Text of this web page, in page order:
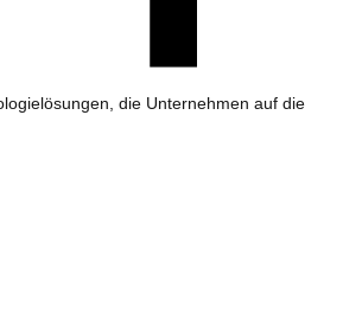
die Unternehmen auf die